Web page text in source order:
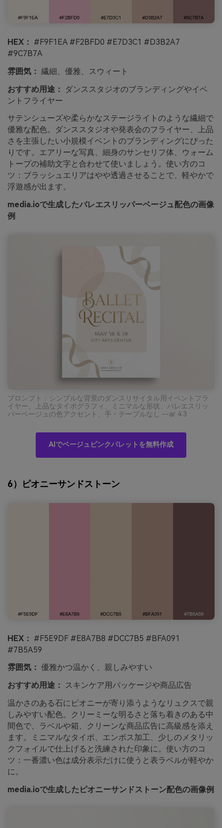
HEX： #F9F1EA #F2BFD0 #E7D3C1 #D3B2A7
#9C7B7A
雰囲気： 繊細、優雅、スウィート
おすすめ用途：
ダンススタジオのブランディングやイベ
ントフライヤー
サテンシューズや柔らかなステージライトのような繊細で
優雅な配色。ダンススタジオや発表会のフライヤー、上品
さを主張したい小規模イベントのブランディングにぴった
りです。エアリーな写真、細身のサンセリフ体、ウォーム
トープの補助文字と合わせて使いましょう。使い方のコ
ツ：ブラッシュエリアはやや透過させることで、軽やかで
浮遊感が出ます。
media.ioで生成したバレエスリッパーベージュ配色の画像
例
プロンプト：シンプルな背景のダンスリサイタル用イベントフラ
イヤー。上品なタイポグラフィ、ミニマルな形状、バレエスリッ
パーベージュの色アクセント、手・テーブルなし --ar 4:3
AIでベージュピンクパレットを無料作成
6）ピオニーサンドストーン
HEX： #F5E9DF #E8A7B8 #DCC7B5 #BFA091
#7B5A59
雰囲気： 優雅かつ温かく、親しみやすい
おすすめ用途： スキンケア用パッケージや商品広告
温かさのある石にピオニーが寄り添うようなリュクスで親
しみやすい配色。クリーミーな明るさと落ち着きのある中
間色で、ラベルや箱、クリーンな商品広告に高級感を添え
ます。ミニマルなタイポ、エンボス加工、少しのメタリッ
クフォイルで仕上げると洗練された印象に。使い方のコ
ツ：一番濃い色は成分表示だけに使うと表ラベルが軽やか
に。
media.ioで生成したピオニーサンドストーン配色の画像例